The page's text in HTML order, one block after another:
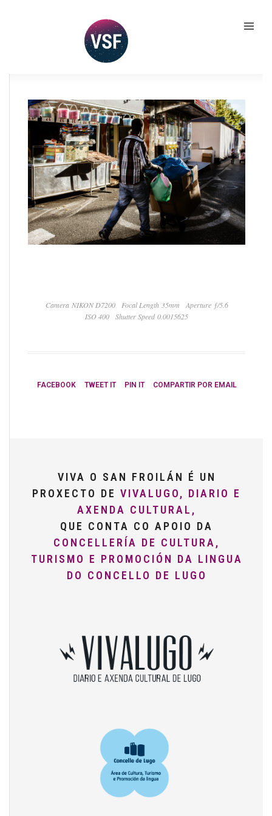
Camera NIKON D7200 Focal Length 35mm
Aperture ƒ/5.6
ISO 400
Shutter Speed 0.0015625
FACEBOOK TWEET IT PIN IT COMPARTIR POR EMAIL
VIVA O SAN FROILÁN É UN
PROXECTO DE VIVALUGO, DIARIO E
AXENDA CULTURAL,
QUE CONTA CO APOIO DA
CONCELLERÍA DE CULTURA,
TURISMO E PROMOCIÓN DA LINGUA
DO CONCELLO DE LUGO